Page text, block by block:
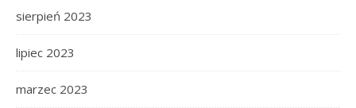
sierpień 2023
lipiec 2023
marzec 2023